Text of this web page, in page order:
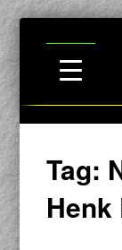
Tag:
Henk